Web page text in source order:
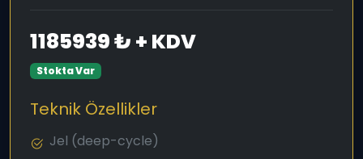
1185939 ₺ + KDV
Stokta Var
Teknik Özellikler
Jel (deep-cycle)